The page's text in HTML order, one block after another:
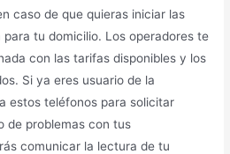
caso de que quieras iniciar las
tu domicilio. Los operadores te
con las tarifas disponibles y los
Si ya eres usuario de la
estos teléfonos para solicitar
de problemas con tus
comunicar la lectura de tu